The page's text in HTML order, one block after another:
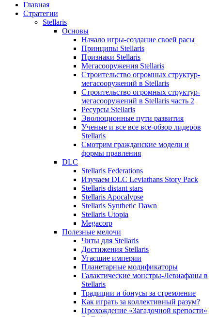
Главная
Стратегии
Stellaris
Основы
Начало игры-создание своей расы
Принципы Stellaris
Признаки Stellaris
Мегасооружения Stellaris
Строительство огромных структур-
мегасооружений в Stellaris
Строительство огромных структур-
мегасооружений в Stellaris часть 2
Ресурсы Stellaris
Эволюционные пути развития
Ученые и все все все-обзор лидеров
Stellaris
Смотрим гражданские модели и
формы правления
DLC
Stellaris Federations
Изучаем DLC Leviathans Story Pack
Stellaris distant stars
Stellaris Apocalypse
Stellaris Synthetic Dawn
Stellaris Utopia
Megacorp
Полезные мелочи
Читы для Stellaris
Достижения Stellaris
Угасшие империи
Планетарные модификаторы
Галактические монстры-Левиафаны в
Stellaris
Традиции и бонусы за стремление
Как играть за коллективный разум?
Прохождение «Загадочной крепости»